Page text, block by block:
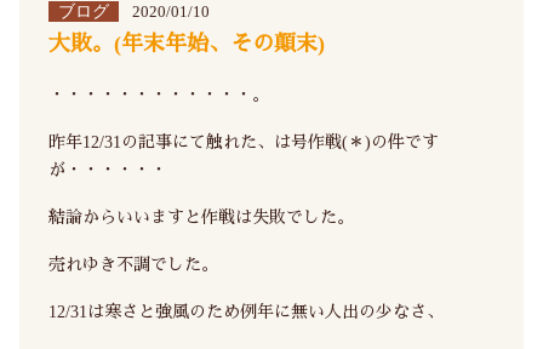
ブログ 2020/01/10
大敗。(年末年始、その顛末)
・・・・・・・・・・・・。
昨年12/31の記事にて触れた、は号作戦(＊)の件です
が・・・・・・
結論からいいますと作戦は失敗でした。
売れゆき不調でした。
12/31は寒さと強風のため例年に無い人出の少なさ、